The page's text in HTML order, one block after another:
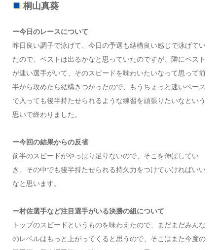
桐山真葵
ー今日のレースについて
昨日良い調子で泳げて、今日の予選も結構良い感じで泳げてい
たので、ベストは出るかなと思っていたのですが、隣にベスト
が速い選手がいて、そのスピードを味わいたいなって思って前
半から攻めたら結構きつかったので、もうちょっと速いペース
で入っても後半持たせられるような練習を頑張りたいなという
思いで終わりました。
ー今回の結果からの反省
前半のスピードがやっぱり足りないので、そこを伸ばしてい
き、その中でも後半持たせられる持久力をつけていければいい
なと思います。
ー村佐選手など注目選手がいる決勝の組について
トップのスピードというものを味わえたので、まだまだみんな
のレベルはもっと上がってくると思うので、そこはまた今度の